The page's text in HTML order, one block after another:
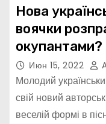
Нова
воячки
окупантами?
Июн 15, 2022
Молодий
свій новий
веселій формі в